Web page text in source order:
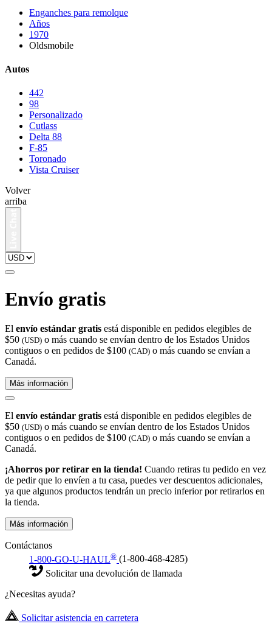
Enganches para remolque
Años
1970
Oldsmobile
Autos
442
98
Personalizado
Cutlass
Delta 88
F-85
Toronado
Vista Cruiser
Volver
arriba
Envío gratis
El envío estándar gratis está disponible en pedidos elegibles de
$50 (USD) o más cuando se envían dentro de los Estados Unidos
contiguos o en pedidos de $100 (CAD) o más cuando se envían a
Canadá.
Más información
El envío estándar gratis está disponible en pedidos elegibles de
$50 (USD) o más cuando se envían dentro de los Estados Unidos
contiguos o en pedidos de $100 (CAD) o más cuando se envían a
Canadá.
¡Ahorros por retirar en la tienda! Cuando retiras tu pedido en vez
de pedir que lo envíen a tu casa, puedes ver descuentos adicionales,
ya que algunos productos tendrán un precio inferior por retirarlos en
la tienda.
Más información
Contáctanos
1-800-GO-U-HAUL® (1-800-468-4285)
Solicitar una devolución de llamada
¿Necesitas ayuda?
Solicitar asistencia en carretera